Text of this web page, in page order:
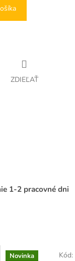
ZDIEĽAŤ
1-2 pracovné dni
Novinka Kód: